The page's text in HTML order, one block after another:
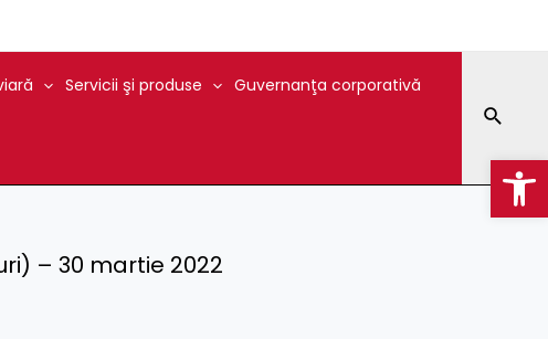
Servicii şi produse Guvernanţa corporativă
– 30 martie 2022